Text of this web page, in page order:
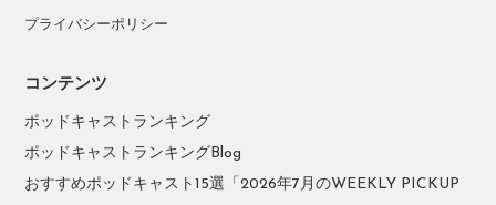
プライバシーポリシー
コンテンツ
ポッドキャストランキング
ポッドキャストランキングBlog
おすすめポッドキャスト15選「2026年7月のWEEKLY PICKUP